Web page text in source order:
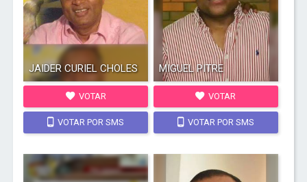
JAIDER CURIEL CHOLES
VOTAR
VOTAR POR SMS
MIGUEL PITRE
VOTAR
VOTAR POR SMS